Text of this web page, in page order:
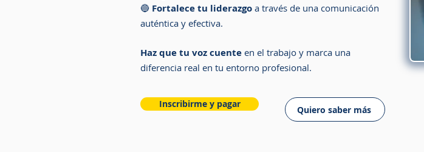
🔵 Fortalece tu liderazgo a través de una comunicación
auténtica y efectiva.
Haz que tu voz cuente en el trabajo y marca una
diferencia real en tu entorno profesional.
Inscribirme y pagar Quiero saber más